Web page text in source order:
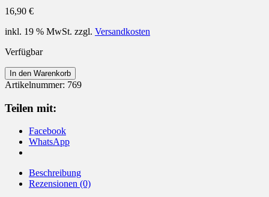
16,90 €
inkl. 19 % MwSt. zzgl. Versandkosten
Verfügbar
Armband
Glasperlen
In den Warenkorb
Artikelnummer: 769
Teilen mit:
Facebook
WhatsApp
Beschreibung
Rezensionen (0)